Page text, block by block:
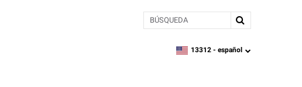
BÚSQUEDA
zipcode,language
13312 - español